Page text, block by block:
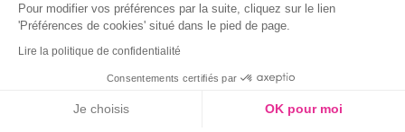
Pour modifier vos préférences par la suite, cliquez sur le lien
'Préférences de cookies' situé dans le pied de page.
Lire la politique de confidentialité
Consentements certifiés par
Je choisis OK pour moi